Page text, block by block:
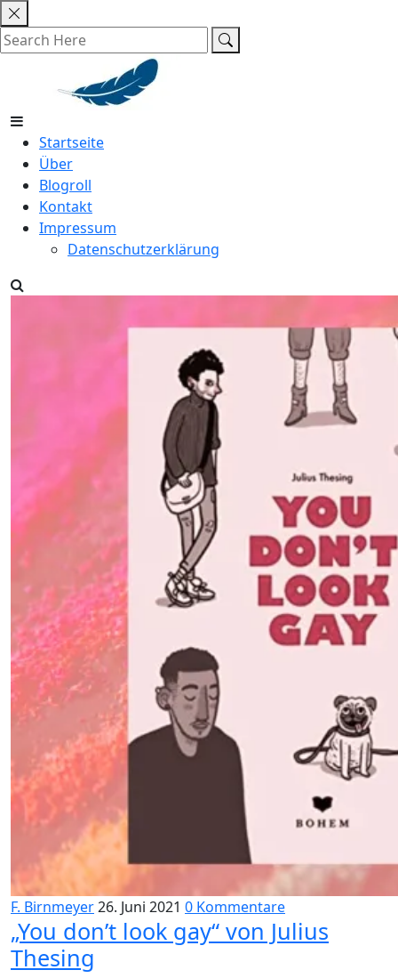
Skip
to
content
Startseite
Über
Blogroll
Kontakt
Impressum
Datenschutzerklärung
F. Birnmeyer26. Juni 2021 0 Kommentare
„You don’t look gay“ von Julius
Thesing